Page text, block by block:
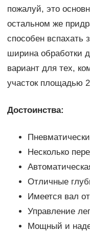
пожалуй, это
остальном же
способен вспахать
ширина обработки
вариант для тех,
участок площадью
Достоинства:
Несколько
Отличные
Имеется вал
Управление
Мощный и